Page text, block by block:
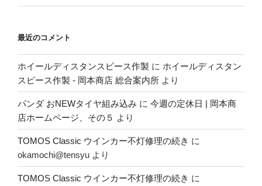
最近のコメント
ホイールディスタンスピース作製 に ホイールディスタン
スピース作製 - 岡本商店 総合案内所 より
パンダ おNEWタイヤ組み込み に 今週の定休日 | 岡本商
店ホームページ、その５ より
TOMOS Classic ウインカー不灯修理の続き に
okamochi@tensyu より
TOMOS Classic ウインカー不灯修理の続き に